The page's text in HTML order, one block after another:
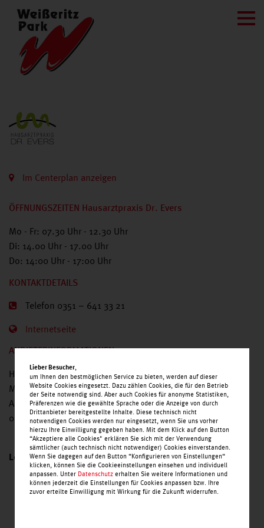
Im Centerplan anzeigen
ÖFFNUNGSZEITEN Hausarztpraxis Dr. Evers
Mo - Fr: 07.30 Uhr - 12.30 Uhr
Di: 14.00 Uhr - 17.00 Uhr
Do: 14:00 Uhr - 17:00 Uhr
KONTAKTDETAILS
Telefon 0351 – 641 33 21
Internetseite
ANBIETERINFORMATIONEN
Hausarztpraxis Dr. med. Anke Evers-Fachärztin für Innere
Medizin
An der Spinnerei 8
01705 Freital
Leistungen
Hausärztliche Betreuung, Hausbesuche
Lieber Besucher,
um Ihnen den bestmöglichen Service zu bieten, werden auf dieser
Website Cookies eingesetzt. Dazu zählen Cookies, die für den Betrieb
der Seite notwendig sind. Aber auch Cookies für anonyme Statistiken,
Präferenzen wie die gewählte Sprache oder die Anzeige von durch
Drittanbieter bereitgestellte Inhalte. Diese technisch nicht
notwendigen Cookies werden nur eingesetzt, wenn Sie uns vorher
hierzu Ihre Einwilligung gegeben haben. Mit dem Klick auf den Button
“Akzeptiere alle Cookies" erklären Sie sich mit der Verwendung
sämtlicher (auch technisch nicht notwendiger) Cookies einverstanden.
Wenn Sie dagegen auf den Button “Konfigurieren von Einstellungen“
klicken, können Sie die Cookieeinstellungen einsehen und individuell
anpassen. Unter Datenschutz erhalten Sie weitere Informationen und
können jederzeit die Einstellungen für Cookies anpassen bzw. Ihre
zuvor erteilte Einwilligung mit Wirkung für die Zukunft widerrufen.